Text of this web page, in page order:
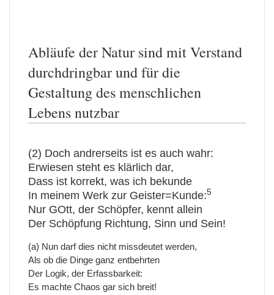
Abläufe der Natur sind mit Verstand
durchdringbar und für die
Gestaltung des menschlichen
Lebens nutzbar
(2) Doch andrerseits ist es auch wahr:
Erwiesen steht es klärlich dar,
Dass ist korrekt, was ich bekunde
In meinem Werk zur Geister=Kunde:5
Nur GOtt, der Schöpfer, kennt allein
Der Schöpfung Richtung, Sinn und Sein!
(a) Nun darf dies nicht missdeutet werden,
Als ob die Dinge ganz entbehrten
Der Logik, der Erfassbarkeit:
Es machte Chaos gar sich breit!